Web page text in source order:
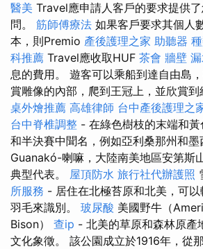
醫美 Travel應申請人客戶的要求提供
問。 筋師傅療法 如果客戶要求其個人
本，則Premio 產後護理之家 助聽器
科推薦 Travel應收取HUF 茶會 牆壁
息的費用。 遊客可以乘船到達自由島
賞雕像的內部，爬到王冠上，並欣賞到
桌外燴推薦 高雄律師 台中產後護理之
台中脊椎調整 - 在綠色樹枝的末端和
和半決賽中聞名，例如亞利桑那州和墨
Guanakó-喇嘛，大陸南美地區安第斯
典型代表。 屋頂防水 旅行社代辦護照
所服務 - 居住在北極苔原和北美，可
羽毛來識別。 玻尿酸 美國野牛（
Bison） 查ip - 北美的草原和森林原產
文化象徵。 該公園成立於1916年，從